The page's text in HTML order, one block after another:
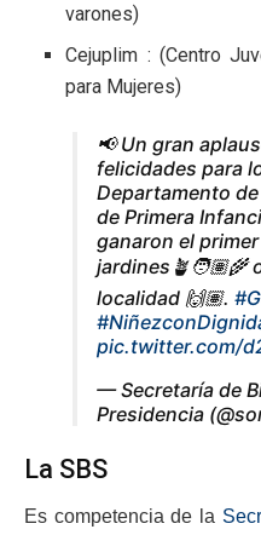
varones)
Cejuplim : (Centro
para Mujeres)
📢 Un gran
felicidades para
Departamento
de Primera
ganaron el
jardines🪴🧑🏽‍🌾
localidad 🙌🏽.
pic.twitter.com/
— Secretaría de
Presidencia
La SBS
Es competencia de la